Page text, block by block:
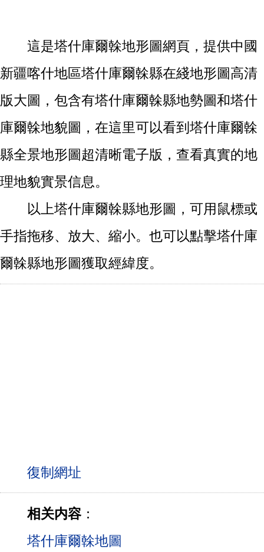
這是塔什庫爾榦地形圖網頁，提供中國
新疆喀什地區塔什庫爾榦縣在綫地形圖高清
版大圖，包含有塔什庫爾榦縣地勢圖和塔什
庫爾榦地貌圖，在這里可以看到塔什庫爾榦
縣全景地形圖超清晰電子版，查看真實的地
理地貌實景信息。
以上塔什庫爾榦縣地形圖，可用鼠標或
手指拖移、放大、縮小。也可以點擊塔什庫
爾榦縣地形圖獲取經緯度。
相关内容：
塔什庫爾榦地圖